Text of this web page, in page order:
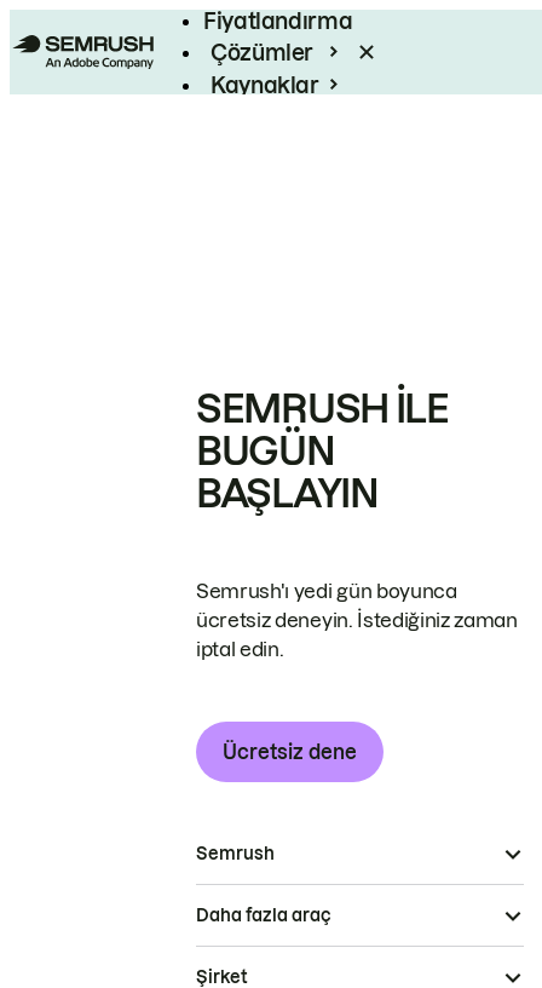
Fiyatlandırma
Çözümler
Kaynaklar
SEMRUSH ILE
BUGÜN
BAŞLAYIN
Semrush'ı yedi gün boyunca
ücretsiz deneyin. İstediğiniz zaman
iptal edin.
Ücretsiz dene
Semrush
Daha fazla araç
Şirket